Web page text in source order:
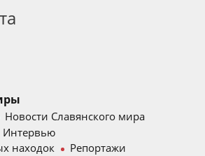
Новости Славянского мира
Интервью
находок
Репортажи